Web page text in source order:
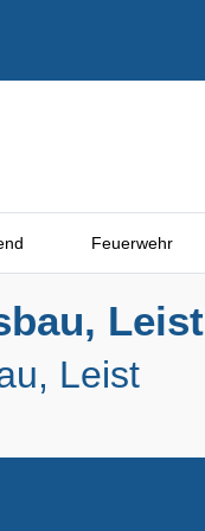
Feuerwehr
Leist
Leist